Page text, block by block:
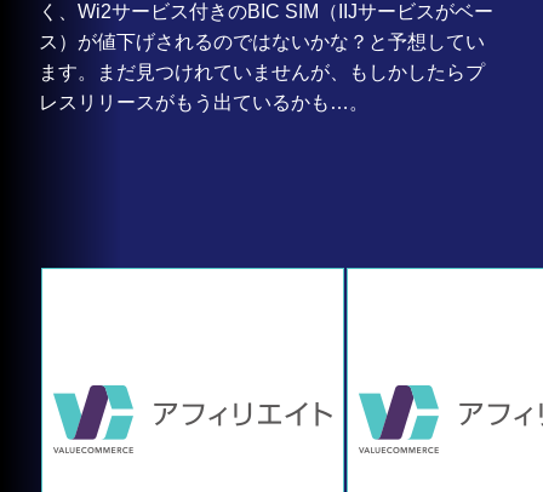
く、Wi2サービス付きのBIC SIM（IIJサービスがベー
ス）が値下げされるのではないかな？と予想してい
ます。まだ見つけれていませんが、もしかしたらプ
レスリリースがもう出ているかも…。